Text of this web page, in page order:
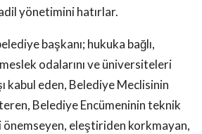
yönetimini hatırlar.
başkanı; hukuka bağlı,
odalarını ve üniversiteleri
kabul eden, Belediye Meclisinin
Belediye Encümeninin teknik
eleştiriden korkmayan,